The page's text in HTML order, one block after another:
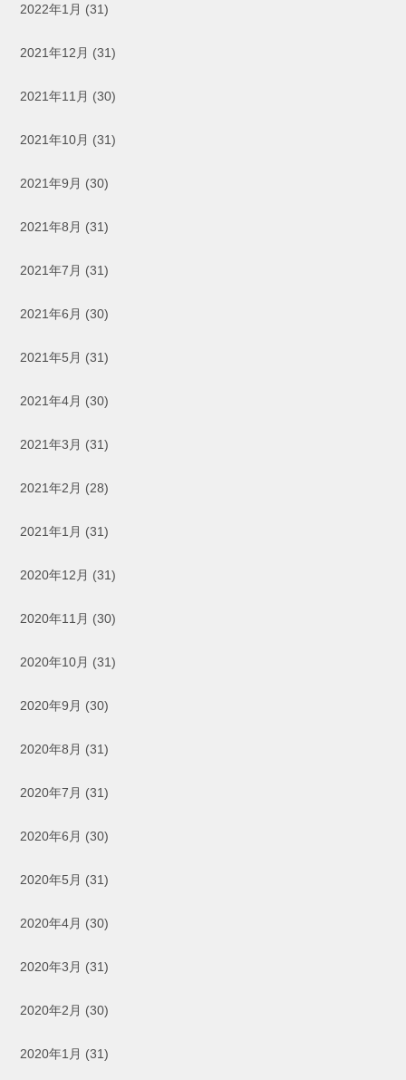
2022年1月 (31)
2021年12月 (31)
2021年11月 (30)
2021年10月 (31)
2021年9月 (30)
2021年8月 (31)
2021年7月 (31)
2021年6月 (30)
2021年5月 (31)
2021年4月 (30)
2021年3月 (31)
2021年2月 (28)
2021年1月 (31)
2020年12月 (31)
2020年11月 (30)
2020年10月 (31)
2020年9月 (30)
2020年8月 (31)
2020年7月 (31)
2020年6月 (30)
2020年5月 (31)
2020年4月 (30)
2020年3月 (31)
2020年2月 (30)
2020年1月 (31)